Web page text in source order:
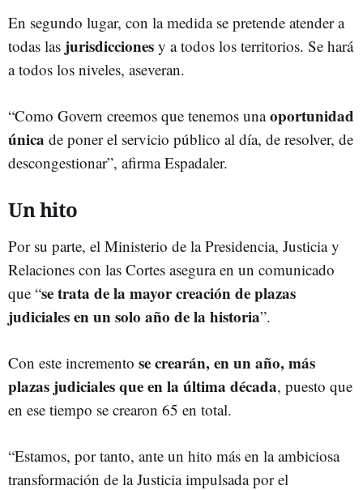
En segundo lugar, con la medida se pretende atender a
todas las jurisdicciones y a todos los territorios. Se hará
a todos los niveles, aseveran.
“Como Govern creemos que tenemos unaoportunidad
única de poner el servicio público al día, de resolver, de
descongestionar”, afirma Espadaler.
Un hito
Por su parte, el Ministerio de la Presidencia, Justicia y
Relaciones con las Cortes asegura en un comunicado
que “se trata de la mayor creación de plazas
judiciales en un solo año de la historia”.
Con este incremento se crearán, en un año, más
plazas judiciales que en la última década, puesto que
en ese tiempo se crearon 65 en total.
“Estamos, por tanto, ante un hito más en la ambiciosa
transformación de la Justicia impulsada por el